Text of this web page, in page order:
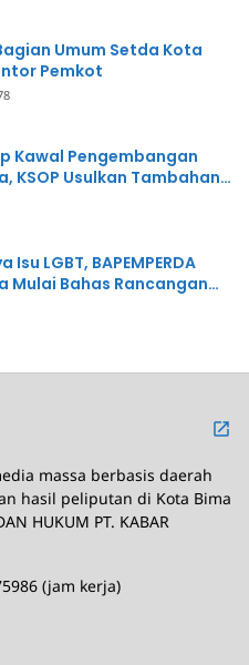
Umum Setda Kota
Pemkot
Kawal Pengembangan
KSOP Usulkan Tambahan
Miliar
LGBT, BAPEMPERDA
Mulai Bahas Rancangan
massa berbasis daerah
hasil peliputan di Kota Bima
HUKUM PT. KABAR
(jam kerja)